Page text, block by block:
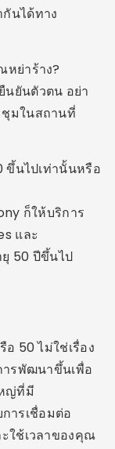
รเชื่อมต่อ
ช้เวลาของคุณ
บของคุณ
ว็บไซต์นี้และ
นการสื่อสาร